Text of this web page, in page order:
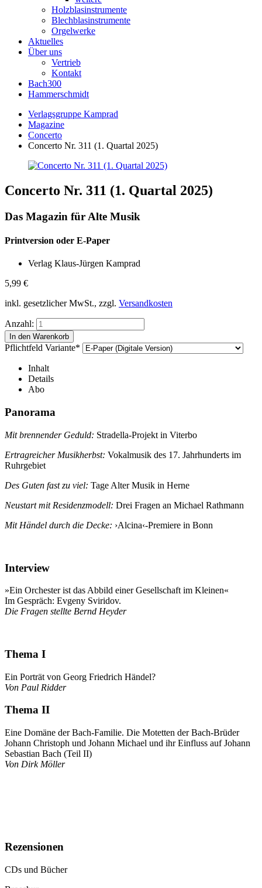
Holzblasinstrumente
Blechblasinstrumente
Orgelwerke
Aktuelles
Über uns
Vertrieb
Kontakt
Bach300
Hammerschmidt
Verlagsgruppe Kamprad
Magazine
Concerto
Concerto Nr. 311 (1. Quartal 2025)
Concerto Nr. 311 (1. Quartal 2025)
Das Magazin für Alte Musik
Printversion oder E-Paper
Verlag Klaus-Jürgen Kamprad
5,99 €
inkl. gesetzlicher MwSt., zzgl. Versandkosten
Anzahl:
Pflichtfeld Variante*
Inhalt
Details
Abo
Panorama
Mit brennender Geduld: Stradella-Projekt in Viterbo
Ertragreicher Musikherbst: Vokalmusik des 17. Jahrhunderts im
Ruhrgebiet
Des Guten fast zu viel: Tage Alter Musik in Herne
Neustart mit Residenzmodell: Drei Fragen an Michael Rathmann
Mit Händel durch die Decke: ›Alcina‹-Premiere in Bonn
Interview
»Ein Orchester ist das Abbild einer Gesellschaft im Kleinen«
Im Gespräch: Evgeny Sviridov.
Die Fragen stellte Bernd Heyder
Thema I
Ein Porträt von Georg Friedrich Händel?
Von Paul Ridder
Thema II
Eine Domäne der Bach-Familie. Die Motetten der Bach-Brüder
Johann Christoph und Johann Michael und ihr Einfluss auf Johann
Sebastian Bach (Teil II)
Von Dirk Möller
Rezensionen
CDs und Bücher